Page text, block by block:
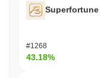
Superfortune
#1268
43.18%